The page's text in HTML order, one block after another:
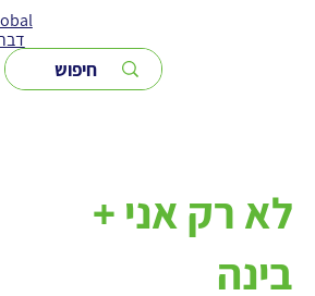
לא רק אני +
בינה